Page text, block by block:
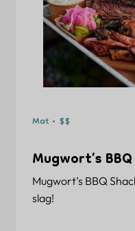
Mat • $$
Mugwort’s
Mugwort’s BBQ
slag!